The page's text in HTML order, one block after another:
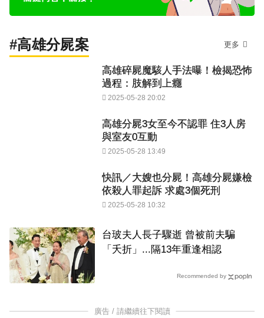
#高雄分屍案 更多
高雄碎屍魔駭人手法曝！檢揭恐怖
過程：肢解到上癮
2025-05-28 20:02
高雄分屍3女至今不認罪 住3人房
與室友0互動
2025-05-28 13:49
快訊／大嫂也分屍！高雄分屍嫌檢
依殺人罪起訴 求處3個死刑
2025-05-28 10:32
台玻夫人長子驟逝 曾被前夫騙
「夭折」...隔13年重逢相認
Recommended by
廣告 / 請繼續往下閱讀